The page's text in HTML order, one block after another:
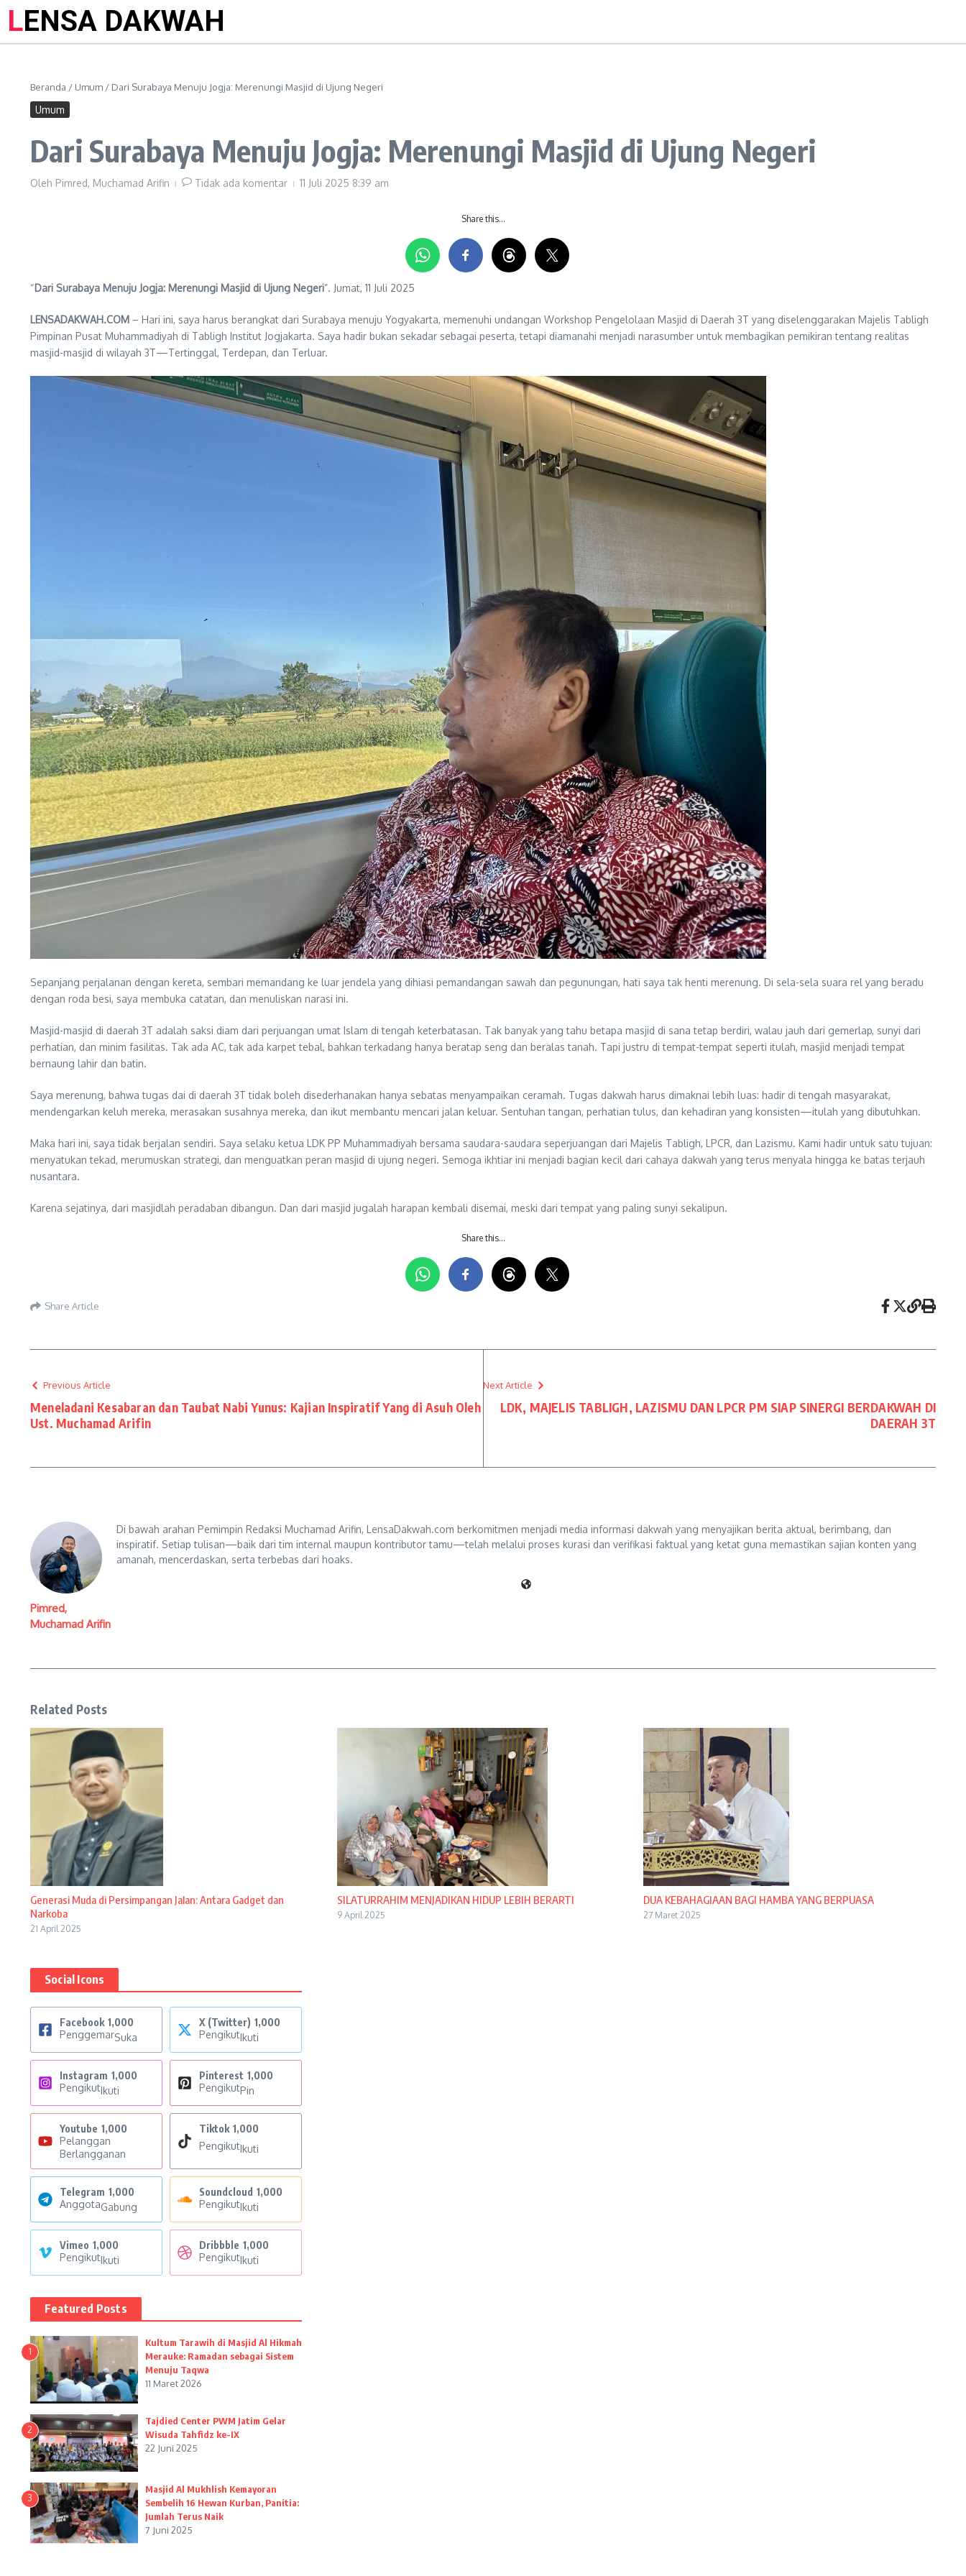
LENSA DAKWAH
Beranda / Umum / Dari Surabaya Menuju Jogja: Merenungi Masjid di Ujung Negeri
Umum
Dari Surabaya Menuju Jogja: Merenungi Masjid di Ujung Negeri
Oleh Pimred, Muchamad Arifin Tidak ada komentar 11 Juli 2025 8:39 am
Share this…
“Dari Surabaya Menuju Jogja: Merenungi Masjid di Ujung Negeri”. Jumat, 11 Juli 2025
LENSADAKWAH.COM – Hari ini, saya harus berangkat dari Surabaya menuju Yogyakarta, memenuhi undangan Workshop Pengelolaan Masjid di Daerah 3T yang diselenggarakan Majelis Tabligh
Pimpinan Pusat Muhammadiyah di Tabligh Institut Jogjakarta. Saya hadir bukan sekadar sebagai peserta, tetapi diamanahi menjadi narasumber untuk membagikan pemikiran tentang realitas
masjid-masjid di wilayah 3T—Tertinggal, Terdepan, dan Terluar.
Sepanjang perjalanan dengan kereta, sembari memandang ke luar jendela yang dihiasi pemandangan sawah dan pegunungan, hati saya tak henti merenung. Di sela-sela suara rel yang beradu
dengan roda besi, saya membuka catatan, dan menuliskan narasi ini.
Masjid-masjid di daerah 3T adalah saksi diam dari perjuangan umat Islam di tengah keterbatasan. Tak banyak yang tahu betapa masjid di sana tetap berdiri, walau jauh dari gemerlap, sunyi dari
perhatian, dan minim fasilitas. Tak ada AC, tak ada karpet tebal, bahkan terkadang hanya beratap seng dan beralas tanah. Tapi justru di tempat-tempat seperti itulah, masjid menjadi tempat
bernaung lahir dan batin.
Saya merenung, bahwa tugas dai di daerah 3T tidak boleh disederhanakan hanya sebatas menyampaikan ceramah. Tugas dakwah harus dimaknai lebih luas: hadir di tengah masyarakat,
mendengarkan keluh mereka, merasakan susahnya mereka, dan ikut membantu mencari jalan keluar. Sentuhan tangan, perhatian tulus, dan kehadiran yang konsisten—itulah yang dibutuhkan.
Maka hari ini, saya tidak berjalan sendiri. Saya selaku ketua LDK PP Muhammadiyah bersama saudara-saudara seperjuangan dari Majelis Tabligh, LPCR, dan Lazismu. Kami hadir untuk satu tujuan:
menyatukan tekad, merumuskan strategi, dan menguatkan peran masjid di ujung negeri. Semoga ikhtiar ini menjadi bagian kecil dari cahaya dakwah yang terus menyala hingga ke batas terjauh
nusantara.
Karena sejatinya, dari masjidlah peradaban dibangun. Dan dari masjid jugalah harapan kembali disemai, meski dari tempat yang paling sunyi sekalipun.
Share this…
Share Article
Previous Article
Meneladani Kesabaran dan Taubat Nabi Yunus: Kajian Inspiratif Yang di Asuh Oleh
Ust. Muchamad Arifin
Next Article
LDK, MAJELIS TABLIGH, LAZISMU DAN LPCR PM SIAP SINERGI BERDAKWAH DI
DAERAH 3T
Pimred,
Muchamad Arifin
Di bawah arahan Pemimpin Redaksi Muchamad Arifin, LensaDakwah.com berkomitmen menjadi media informasi dakwah yang menyajikan berita aktual, berimbang, dan
inspiratif. Setiap tulisan—baik dari tim internal maupun kontributor tamu—telah melalui proses kurasi dan verifikasi faktual yang ketat guna memastikan sajian konten yang
amanah, mencerdaskan, serta terbebas dari hoaks.
Related Posts
Generasi Muda di Persimpangan Jalan: Antara Gadget dan
Narkoba
21 April 2025
SILATURRAHIM MENJADIKAN HIDUP LEBIH BERARTI
9 April 2025
DUA KEBAHAGIAAN BAGI HAMBA YANG BERPUASA
27 Maret 2025
Social Icons
Facebook 1,000
PenggemarSuka
X (Twitter) 1,000
PengikutIkuti
Instagram 1,000
PengikutIkuti
Pinterest 1,000
PengikutPin
Youtube 1,000
Pelanggan
Berlangganan
Tiktok 1,000
PengikutIkuti
Telegram 1,000
AnggotaGabung
Soundcloud 1,000
PengikutIkuti
Vimeo 1,000
PengikutIkuti
Dribbble 1,000
PengikutIkuti
Featured Posts
1
Kultum Tarawih di Masjid Al Hikmah
Merauke: Ramadan sebagai Sistem
Menuju Taqwa
11 Maret 2026
2
Tajdied Center PWM Jatim Gelar
Wisuda Tahfidz ke-IX
22 Juni 2025
3
Masjid Al Mukhlish Kemayoran
Sembelih 16 Hewan Kurban, Panitia:
Jumlah Terus Naik
7 Juni 2025